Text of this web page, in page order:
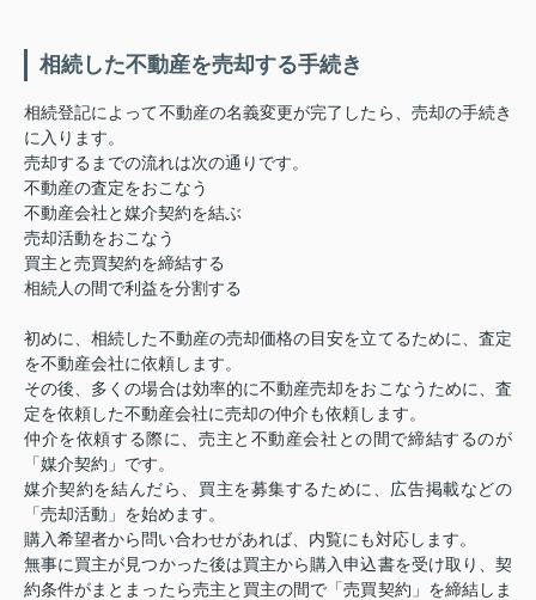
相続した不動産を売却する手続き
相続登記によって不動産の名義変更が完了したら、売却の手続き
に入ります。
売却するまでの流れは次の通りです。
不動産の査定をおこなう
不動産会社と媒介契約を結ぶ
売却活動をおこなう
買主と売買契約を締結する
相続人の間で利益を分割する
初めに、相続した不動産の売却価格の目安を立てるために、査定
を不動産会社に依頼します。
その後、多くの場合は効率的に不動産売却をおこなうために、査
定を依頼した不動産会社に売却の仲介も依頼します。
仲介を依頼する際に、売主と不動産会社との間で締結するのが
「媒介契約」です。
媒介契約を結んだら、買主を募集するために、広告掲載などの
「売却活動」を始めます。
購入希望者から問い合わせがあれば、内覧にも対応します。
無事に買主が見つかった後は買主から購入申込書を受け取り、契
約条件がまとまったら売主と買主の間で「売買契約」を締結しま